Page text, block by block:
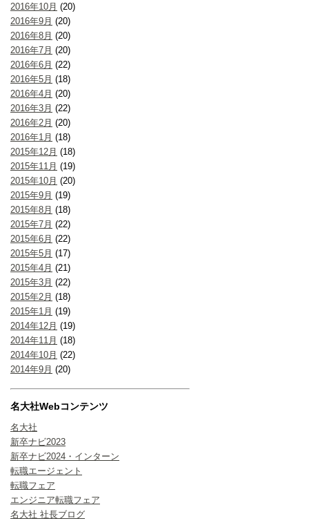
2016年10月 (20)
2016年9月 (20)
2016年8月 (20)
2016年7月 (20)
2016年6月 (22)
2016年5月 (18)
2016年4月 (20)
2016年3月 (22)
2016年2月 (20)
2016年1月 (18)
2015年12月 (18)
2015年11月 (19)
2015年10月 (20)
2015年9月 (19)
2015年8月 (18)
2015年7月 (22)
2015年6月 (22)
2015年5月 (17)
2015年4月 (21)
2015年3月 (22)
2015年2月 (18)
2015年1月 (19)
2014年12月 (19)
2014年11月 (18)
2014年10月 (22)
2014年9月 (20)
名大社Webコンテンツ
名大社
新卒ナビ2023
新卒ナビ2024・インターン
転職エージェント
転職フェア
エンジニア転職フェア
名大社 社長ブログ